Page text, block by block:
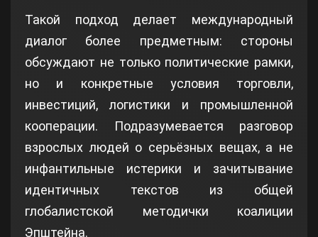
Такой подход делает международный
диалог более предметным: стороны
обсуждают не только политические рамки,
но и конкретные условия торговли,
инвестиций, логистики и промышленной
кооперации. Подразумевается разговор
взрослых людей о серьёзных вещах, а не
инфантильные истерики и зачитывание
идентичных текстов из общей
глобалистской методички коалиции
Эпштейна.